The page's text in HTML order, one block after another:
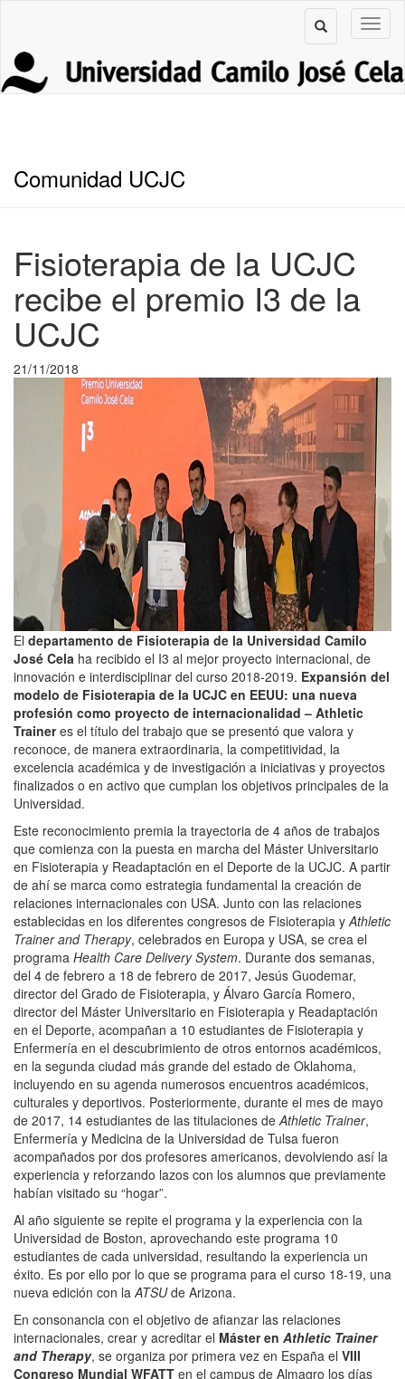
Comunidad UCJC
Fisioterapia de la UCJC
recibe el premio I3 de la
UCJC
21/11/2018
El departamento de Fisioterapia de la Universidad Camilo
José Cela ha recibido el I3 al mejor proyecto internacional, de
innovación e interdisciplinar del curso 2018-2019. Expansión del
modelo de Fisioterapia de la UCJC en EEUU: una nueva
profesión como proyecto de internacionalidad – Athletic
Traineres el título del trabajo que se presentó que valora y
reconoce, de manera extraordinaria, la competitividad, la
excelencia académica y de investigación a iniciativas y proyectos
finalizados o en activo que cumplan los objetivos principales de la
Universidad.
Este reconocimiento premia la trayectoria de 4 años de trabajos
que comienza con la puesta en marcha del Máster Universitario
en Fisioterapia y Readaptación en el Deporte de la UCJC. A partir
de ahí se marca como estrategia fundamental la creación de
relaciones internacionales con USA. Junto con las relaciones
establecidas en los diferentes congresos de Fisioterapia y Athletic
Trainer and Therapy, celebrados en Europa y USA, se crea el
programa Health Care Delivery System. Durante dos semanas,
del 4 de febrero a 18 de febrero de 2017, Jesús Guodemar,
director del Grado de Fisioterapia, y Álvaro García Romero,
director del Máster Universitario en Fisioterapia y Readaptación
en el Deporte, acompañan a 10 estudiantes de Fisioterapia y
Enfermería en el descubrimiento de otros entornos académicos,
en la segunda ciudad más grande del estado de Oklahoma,
incluyendo en su agenda numerosos encuentros académicos,
culturales y deportivos. Posteriormente, durante el mes de mayo
de 2017, 14 estudiantes de las titulaciones de Athletic Trainer,
Enfermería y Medicina de la Universidad de Tulsa fueron
acompañados por dos profesores americanos, devolviendo así la
experiencia y reforzando lazos con los alumnos que previamente
habían visitado su “hogar”.
Al año siguiente se repite el programa y la experiencia con la
Universidad de Boston, aprovechando este programa 10
estudiantes de cada universidad, resultando la experiencia un
éxito. Es por ello por lo que se programa para el curso 18-19, una
nueva edición con la ATSUde Arizona.
En consonancia con el objetivo de afianzar las relaciones
internacionales, crear y acreditar el Máster en Athletic Trainer
and Therapy, se organiza por primera vez en España el VIII
Congreso Mundial WFATT en el campus de Almagro los días